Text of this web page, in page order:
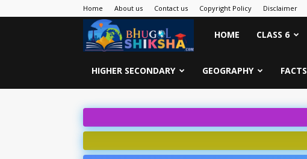
Home About us Contact us Copyright Policy Disclaimer
Bhugol
Shiksha
HOME CLASS 6
HIGHER SECONDARY GEOGRAPHY FACTS